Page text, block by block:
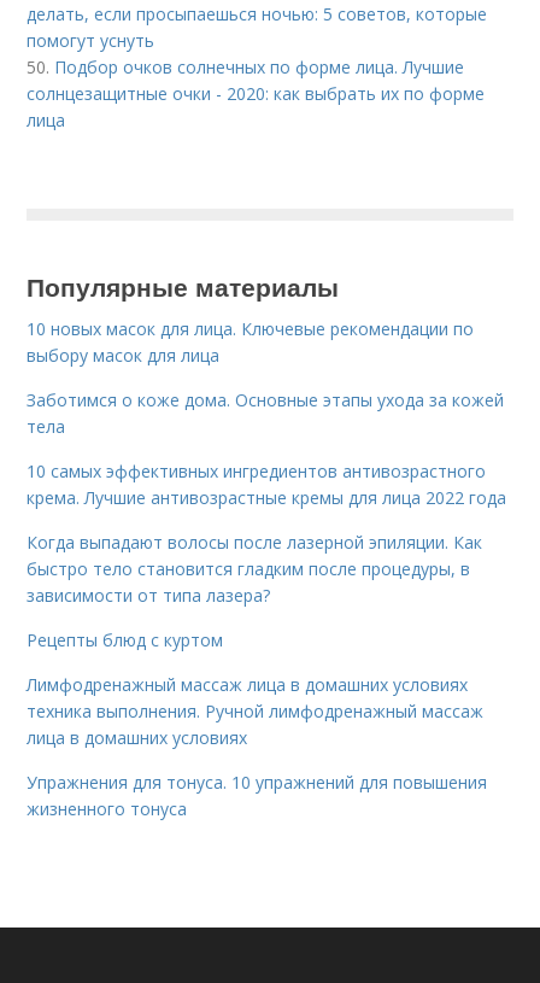
делать, если просыпаешься ночью: 5 советов, которые
помогут уснуть
50. Подбор очков солнечных по форме лица. Лучшие
солнцезащитные очки - 2020: как выбрать их по форме
лица
Популярные материалы
10 новых масок для лица. Ключевые рекомендации по
выбору масок для лица
Заботимся о коже дома. Основные этапы ухода за кожей
тела
10 самых эффективных ингредиентов антивозрастного
крема. Лучшие антивозрастные кремы для лица 2022 года
Когда выпадают волосы после лазерной эпиляции. Как
быстро тело становится гладким после процедуры, в
зависимости от типа лазера?
Рецепты блюд с куртом
Лимфодренажный массаж лица в домашних условиях
техника выполнения. Ручной лимфодренажный массаж
лица в домашних условиях
Упражнения для тонуса. 10 упражнений для повышения
жизненного тонуса